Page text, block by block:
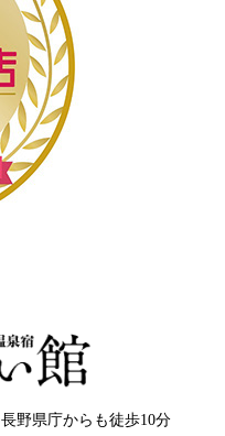
野県庁からも徒歩10分